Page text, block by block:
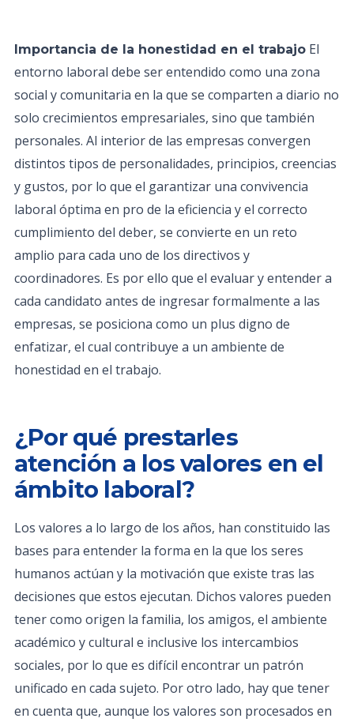
Importancia de la honestidad en el trabajo El
entorno laboral debe ser entendido como una zona
social y comunitaria en la que se comparten a diario no
solo crecimientos empresariales, sino que también
personales. Al interior de las empresas convergen
distintos tipos de personalidades, principios, creencias
y gustos, por lo que el garantizar una convivencia
laboral óptima en pro de la eficiencia y el correcto
cumplimiento del deber, se convierte en un reto
amplio para cada uno de los directivos y
coordinadores. Es por ello que el evaluar y entender a
cada candidato antes de ingresar formalmente a las
empresas, se posiciona como un plus digno de
enfatizar, el cual contribuye a un ambiente de
honestidad en el trabajo.
¿Por qué prestarles
atención a los valores en el
ámbito laboral?
Los valores a lo largo de los años, han constituido las
bases para entender la forma en la que los seres
humanos actúan y la motivación que existe tras las
decisiones que estos ejecutan. Dichos valores pueden
tener como origen la familia, los amigos, el ambiente
académico y cultural e inclusive los intercambios
sociales, por lo que es difícil encontrar un patrón
unificado en cada sujeto. Por otro lado, hay que tener
en cuenta que, aunque los valores son procesados en